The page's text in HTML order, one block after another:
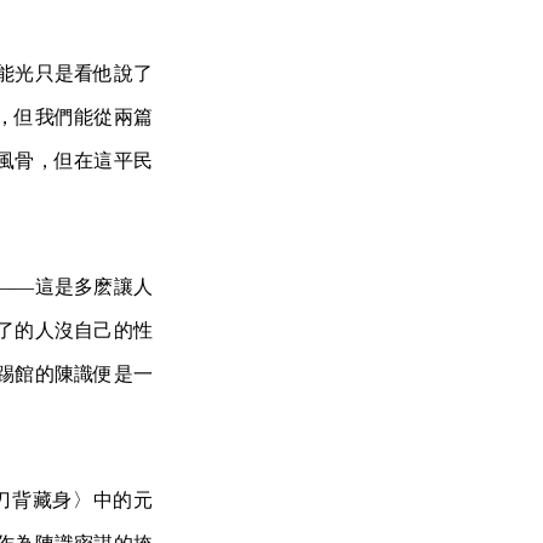
光只是看他說了
但我們能從兩篇
骨，但在這平民
這是多麽讓人
的人沒自己的性
館的陳識便是一
背藏身〉中的元